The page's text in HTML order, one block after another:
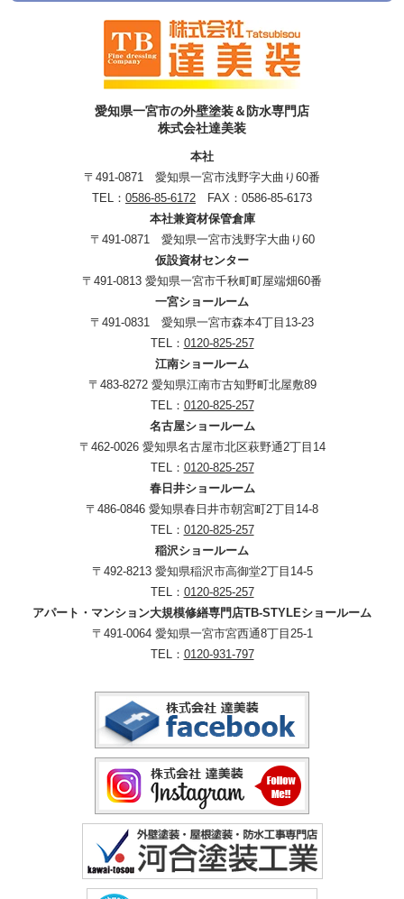
愛知県一宮市の外壁塗装＆防水専門店
株式会社達美装
本社
〒491-0871 愛知県一宮市浅野字大曲り60番
TEL： 0586-85-6172 FAX：0586-85-6173
本社兼資材保管倉庫
〒491-0871 愛知県一宮市浅野字大曲り60
仮設資材センター
〒491-0813 愛知県一宮市千秋町町屋端畑60番
一宮ショールーム
〒491-0831 愛知県一宮市森本4丁目13-23
TEL： 0120-825-257
江南ショールーム
〒483-8272 愛知県江南市古知野町北屋敷89
TEL： 0120-825-257
名古屋ショールーム
〒462-0026 愛知県名古屋市北区萩野通2丁目14
TEL： 0120-825-257
春日井ショールーム
〒486-0846 愛知県春日井市朝宮町2丁目14-8
TEL： 0120-825-257
稲沢ショールーム
〒492-8213 愛知県稲沢市高御堂2丁目14-5
TEL： 0120-825-257
アパート・マンション大規模修繕専門店TB-STYLEショールーム
〒491-0064 愛知県一宮市宮西通8丁目25-1
TEL： 0120-931-797